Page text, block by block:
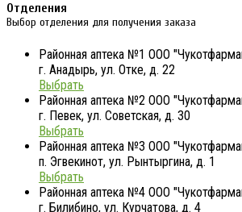
Отделения
Выбор отделения для получения заказа
Районная аптека №1 ООО
г. Анадырь, ул. Отке, д. 22
Выбрать
Районная аптека №2 ООО
г. Певек, ул. Советская, д. 30
Выбрать
Районная аптека №3 ООО
п. Эгвекинот, ул. Рынтыргина, д. 1
Выбрать
Районная аптека №4 ООО
г. Билибино, ул. Курчатова, д. 4